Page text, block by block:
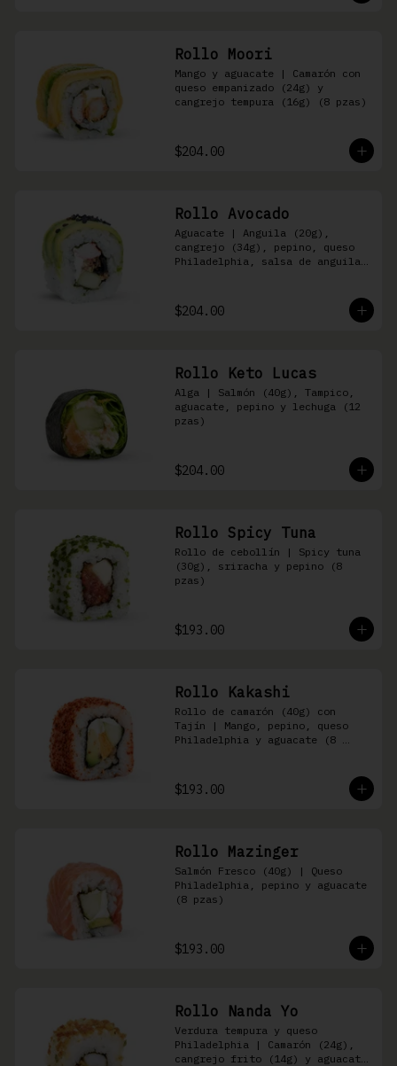
Rollo Moori
Mango y aguacate | Camarón con
queso empanizado (24g) y
cangrejo tempura (16g) (8 pzas)
$204.00
Rollo Avocado
Aguacate | Anguila (20g),
cangrejo (34g), pepino, queso
Philadelphia, salsa de anguila
$204.00
Rollo Keto Lucas
Alga | Salmón (40g), Tampico,
aguacate, pepino y lechuga (12
pzas)
$204.00
Rollo Spicy Tuna
Rollo de cebollín | Spicy tuna
(30g), sriracha y pepino (8
pzas)
$193.00
Rollo Kakashi
Rollo de camarón (40g) con
Tajín | Mango, pepino, queso
Philadelphia y aguacate (8
$193.00
Rollo Mazinger
Salmón Fresco (40g) | Queso
Philadelphia, pepino y aguacate
(8 pzas)
$193.00
Rollo Nanda Yo
Verdura tempura y queso
Philadelphia | Camarón (24g),
cangrejo frito (14g) y aguacate